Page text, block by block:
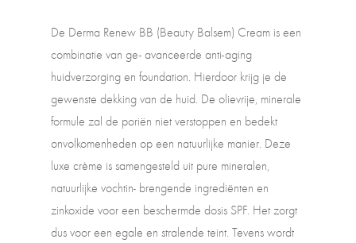
De Derma Renew BB (Beauty Balsem) Cream is een
combinatie van ge- avanceerde anti-aging
huidverzorging en foundation. Hierdoor krijg je de
gewenste dekking van de huid. De olievrije, minerale
formule zal de poriën niet verstoppen en bedekt
onvolkomenheden op een natuurlijke manier. Deze
luxe crème is samengesteld uit pure mineralen,
natuurlijke vochtin- brengende ingrediënten en
zinkoxide voor een beschermde dosis SPF. Het zorgt
dus voor een egale en stralende teint. Tevens wordt